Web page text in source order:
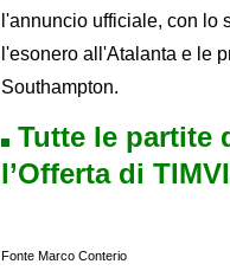
l'annuncio ufficiale, con lo
l'esonero all'Atalanta e le
Southampton.
Tutte le partite
l’Offerta di
Fonte Marco Conterio